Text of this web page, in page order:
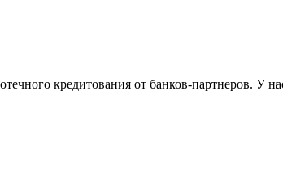
кредитования от банков-партнеров. У